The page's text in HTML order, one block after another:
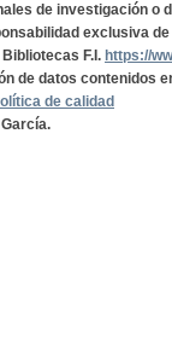
de investigación o
exclusiva
F.I. https://
de datos contenidos
de calidad